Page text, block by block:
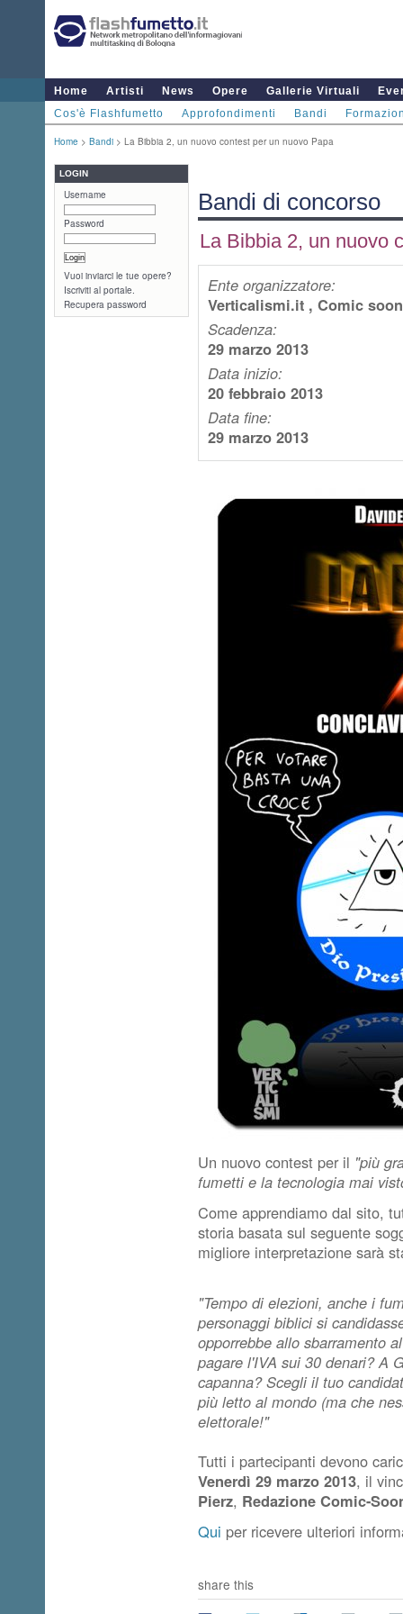
Home Artisti News Opere Gallerie Virtuali
Cos'è Flashfumetto
Approfondimenti Bandi
Home > Bandi > La Bibbia 2, un nuovo contest per un nuovo Papa
LOGIN
Username
Password
Vuoi inviarci le tue opere?
Iscriviti al portale.
Recupera password
Bandi di concorso
La Bibbia 2, un nuovo
Ente organizzatore:
Verticalismi.it , Comic
Scadenza:
29 marzo 2013
Data inizio:
20 febbraio 2013
Data fine:
29 marzo 2013
Un nuovo contest per il "più
fumetti e la tecnologia mai
Come apprendiamo dal sito,
storia basata sul seguente
migliore interpretazione sarà
"Tempo di elezioni, anche i
personaggi biblici si
opporrebbe allo sbarramento
pagare l'IVA sui 30 denari? A
capanna? Scegli il tuo
più letto al mondo (ma che
elettorale!"
Tutti i partecipanti devono
Venerdì 29 marzo 2013, il
Pierz, Redazione Comic-
Qui per ricevere ulteriori
share this